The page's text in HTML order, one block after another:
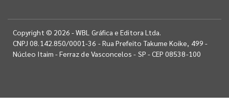
Copyright © 2026 - WBL Gráfica e Editora Ltda.
CNPJ 08.142.850/0001-36 - Rua Prefeito Takume Koike, 499 -
Núcleo Itaim - Ferraz de Vasconcelos - SP - CEP 08538-100